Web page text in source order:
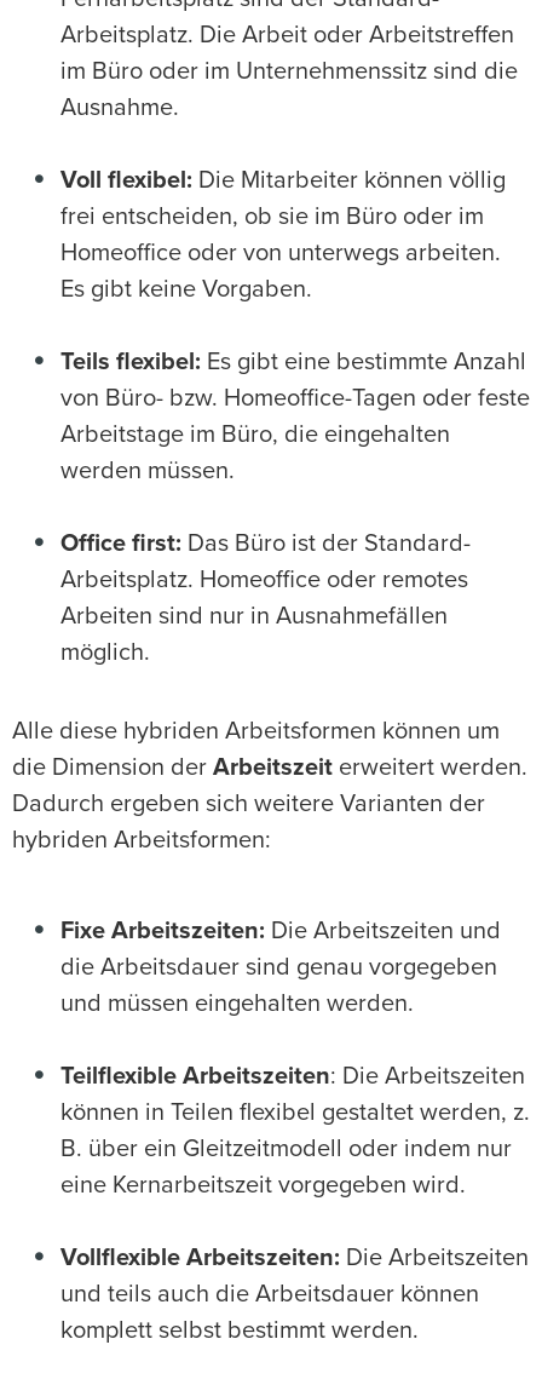
Arbeitsplatz. Die Arbeit oder Arbeitstreffen
im Büro oder im Unternehmenssitz sind die
Ausnahme.
Voll flexibel: Die Mitarbeiter können völlig
frei entscheiden, ob sie im Büro oder im
Homeoffice oder von unterwegs arbeiten.
Es gibt keine Vorgaben.
Teils flexibel: Es gibt eine bestimmte Anzahl
von Büro- bzw. Homeoffice-Tagen oder feste
Arbeitstage im Büro, die eingehalten
werden müssen.
Office first: Das Büro ist der Standard-
Arbeitsplatz. Homeoffice oder remotes
Arbeiten sind nur in Ausnahmefällen
möglich.
Alle diese hybriden Arbeitsformen können um
die Dimension der Arbeitszeit erweitert werden.
Dadurch ergeben sich weitere Varianten der
hybriden Arbeitsformen:
Fixe Arbeitszeiten: Die Arbeitszeiten und
die Arbeitsdauer sind genau vorgegeben
und müssen eingehalten werden.
Teilflexible Arbeitszeiten: Die Arbeitszeiten
können in Teilen flexibel gestaltet werden, z.
B. über ein Gleitzeitmodell oder indem nur
eine Kernarbeitszeit vorgegeben wird.
Vollflexible Arbeitszeiten: Die Arbeitszeiten
und teils auch die Arbeitsdauer können
komplett selbst bestimmt werden.